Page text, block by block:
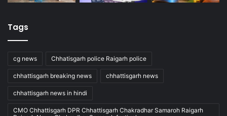
Tags
cg news Chhatisgarh police Raigarh police
chhattisgarh breaking news chhattisgarh news
chhattisgarh news in hindi
CMO Chhattisgarh DPR Chhattisgarh Chakradhar Samaroh Raigarh